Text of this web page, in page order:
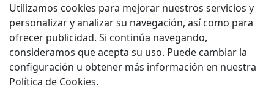
Utilizamos cookies para mejorar nuestros servicios y
personalizar y analizar su navegación, así como para
ofrecer publicidad. Si continúa navegando,
consideramos que acepta su uso. Puede cambiar la
configuración u obtener más información en nuestra
Política de Cookies.